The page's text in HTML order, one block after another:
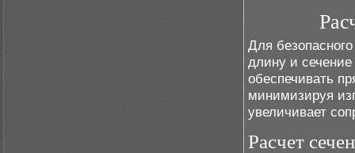
Для
длину и
обеспечивать
минимизируя
увеличивает
Расчет